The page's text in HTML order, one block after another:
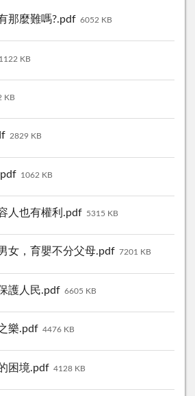
那麼難嗎?.pdf 6052 KB
1122 KB
KB
2829 KB
1062 KB
人也有權利.pdf 5315 KB
女，育嬰不分父母.pdf 7201 KB
護人民.pdf 6605 KB
樂.pdf 4476 KB
困境.pdf 4128 KB